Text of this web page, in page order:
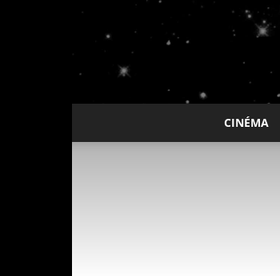
CINÉMA